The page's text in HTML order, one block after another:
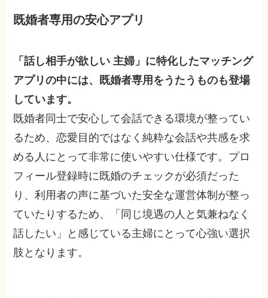
既婚者専用の安心アプリ
「話し相手が欲しい 主婦」に特化したマッチング
アプリの中には、既婚者専用をうたうものも登場
しています。
既婚者同士で安心して会話できる環境が整ってい
るため、恋愛目的ではなく純粋な会話や共感を求
める人にとって非常に使いやすい仕様です。プロ
フィール登録時に既婚のチェックが必須だった
り、利用者の声に基づいた安全な運営体制が整っ
ていたりするため、「同じ境遇の人と気兼ねなく
話したい」と感じている主婦にとって心強い選択
肢となります。